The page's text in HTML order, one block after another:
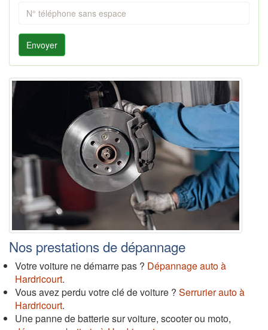
Envoyer
Nos prestations de dépannage
Votre voiture ne démarre pas ? Dépannage auto à
Hardricourt.
Vous avez perdu votre clé de voiture ? Serrurier auto à
Hardricourt.
Une panne de batterie sur voiture, scooter ou moto,